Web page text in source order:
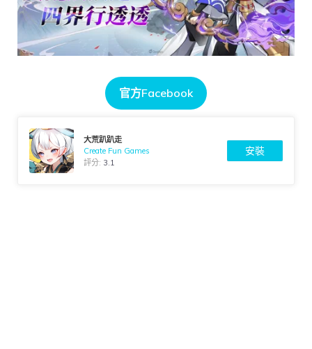
官方Facebook
大荒趴趴走
Create Fun Games
評分: 3.1
安裝